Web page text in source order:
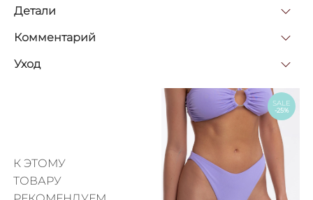
Детали
Комментарий
Уход
К ЭТОМУ
ТОВАРУ
SALE
-25%